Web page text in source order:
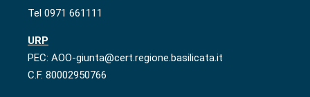
Tel 0971 661111
URP
PEC: AOO-giunta@cert.regione.basilicata.it
C.F. 80002950766